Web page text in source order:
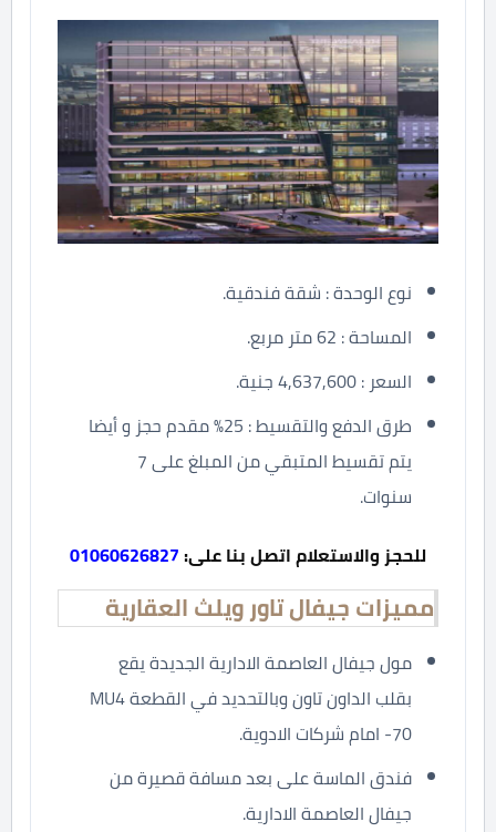
نوع الوحدة : شقة فندقية.
المساحة : 62 متر مربع.
السعر : 4,637,600 جنية.
طرق الدفع والتقسيط : 25% مقدم حجز و أيضا
يتم تقسيط المتبقي من المبلغ على 7
سنوات.
للحجز والاستعلام اتصل بنا على:01060626827
مميزات جيفال تاور ويلث العقارية
مول جيفال العاصمة الادارية الجديدة يقع
بقلب الداون تاون وبالتحديد في القطعة MU4
-70 امام شركات الادوية.
فندق الماسة على بعد مسافة قصيرة من
جيفال العاصمة الادارية.